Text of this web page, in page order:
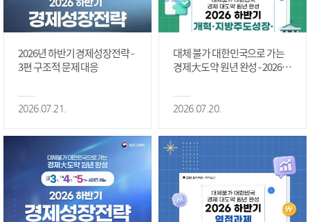
2026년 하반기 경제성장전략 -
3편 구조적 문제 대응
2026.07.21.
대체 불가 대한민국으로 가는
경제大도약 원년 완성 - 2026 하
정상화 #2편
2026.07.20.